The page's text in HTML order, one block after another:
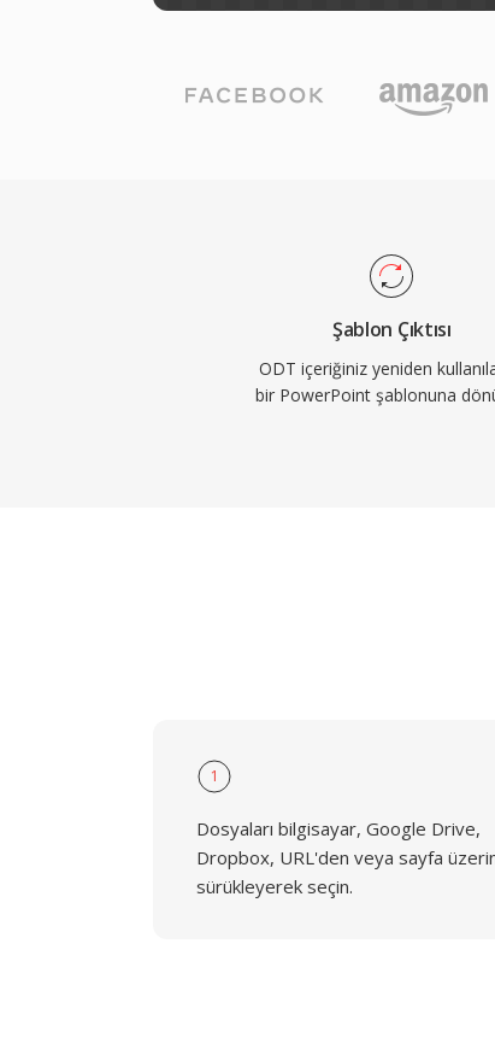
Şablon Çıktısı
ODT içeriğiniz yeniden
bir PowerPoint şablonuna
1
Dosyaları bilgisayar, Google Drive,
Dropbox, URL'den veya sayfa
sürükleyerek seçin.